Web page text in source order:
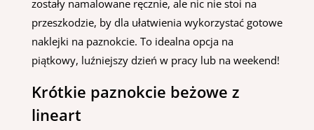
zostały namalowane ręcznie, ale nic nie stoi na
przeszkodzie, by dla ułatwienia wykorzystać gotowe
naklejki na paznokcie. To idealna opcja na
piątkowy, luźniejszy dzień w pracy lub na weekend!
Krótkie paznokcie beżowe z
lineart